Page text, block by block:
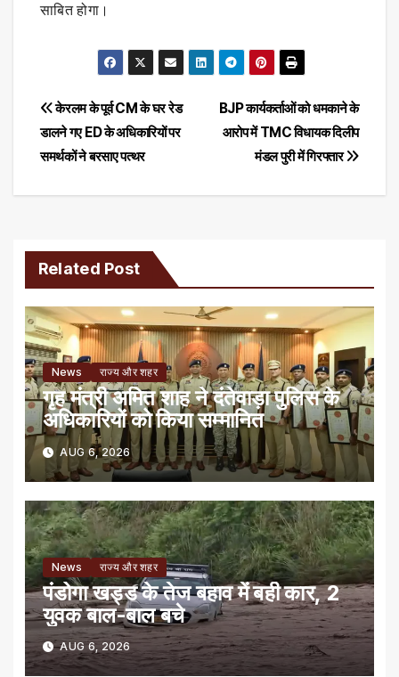
साबित होगा।
Post
navigation
BJP कार्यकर्ताओं को धमकाने के
आरोप में TMC विधायक दिलीप
मंडल पुरी में गिरफ्तार
केरलम के पूर्व CM के घर रेड
डालने गए ED के अधिकारियों पर
समर्थकों ने बरसाए पत्थर
Related Post
News राज्य और शहर
गृह मंत्री अमित शाह ने दंतेवाड़ा पुलिस के
अधिकारियों को किया सम्मानित
AUG 6, 2026
News राज्य और शहर
पंडोगा खड्ड के तेज बहाव में बही कार, 2
युवक बाल-बाल बचे
AUG 6, 2026